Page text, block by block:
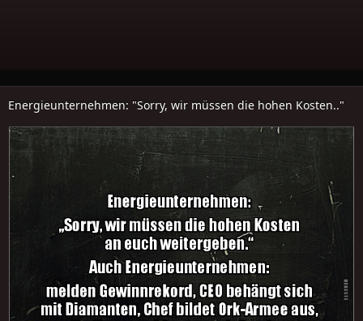
Energieunternehmen: "Sorry, wir müssen die hohen Kosten.."